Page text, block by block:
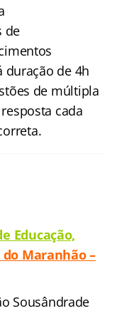
de
duração de 4h
de múltipla
cada
Educação,
do Maranhão –
Sousândrade